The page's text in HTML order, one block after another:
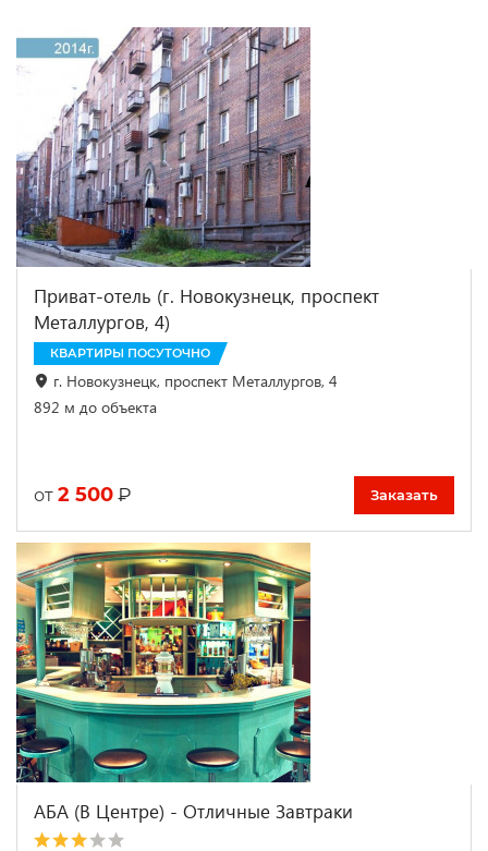
Приват-отель (г. Новокузнецк, проспект
Металлургов, 4)
КВАРТИРЫ ПОСУТОЧНО
г. Новокузнецк, проспект Металлургов, 4
892 м до объекта
от 2 500 ₽ Заказать
АБА (В Центре) - Отличные Завтраки